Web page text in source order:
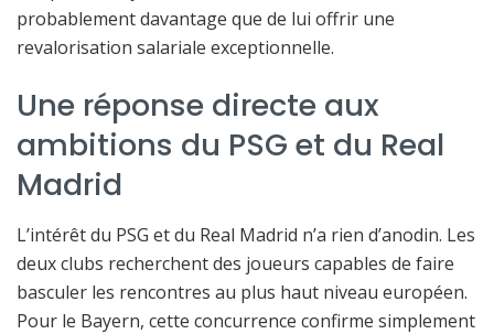
probablement davantage que de lui offrir une
revalorisation salariale exceptionnelle.
Une réponse directe aux
ambitions du PSG et du Real
Madrid
L’intérêt du PSG et du Real Madrid n’a rien d’anodin. Les
deux clubs recherchent des joueurs capables de faire
basculer les rencontres au plus haut niveau européen.
Pour le Bayern, cette concurrence confirme simplement